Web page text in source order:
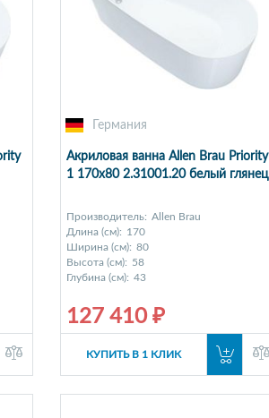
Германия
Акриловая ванна Allen Brau Priority
1 170x80 2.31001.20 белый глянец
Производитель: Allen Brau
Длина (см): 170
Ширина (см): 80
Высота (см): 58
Глубина (см): 43
127 410 ₽
КУПИТЬ В 1 КЛИК